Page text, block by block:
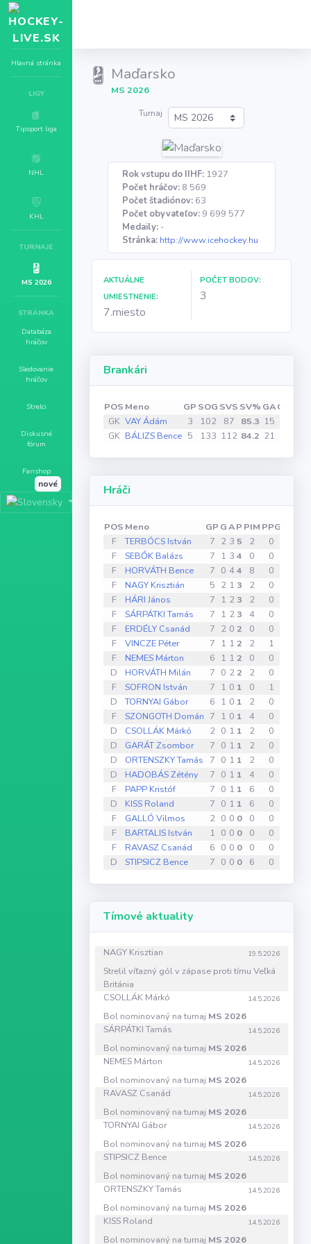
Hlavná stránka
LIGY
Tipsport liga
NHL
KHL
TURNAJE
MS 2026
STRÁNKA
Databáza
hráčov
Sledovanie
hráčov
Strelci
Diskusné
fórum
Fanshop
nové
Maďarsko
MS 2026
Turnaj
Rok vstupu do IIHF: 1927
Počet hráčov: 8 569
Počet štadiónov: 63
Počet obyvateľov: 9 699 577
Medaily: -
Stránka: http://www.icehockey.hu
AKTUÁLNE
UMIESTNENIE:
7.miesto
POČET BODOV:
3
Brankári
POS Meno GP SOG SVS SV% GAGAA
GK VAY Ádám 3 102 87 85.3 15
GK BÁLIZS Bence 5 133 112 84.2 21
Hráči
POS Meno GP GAP PIM PPG
F
TERBÓCS István 7 2 3 5 2 0
F
SEBŐK Balázs 7 1 3 4 0 0
F
HORVÁTH Bence 7 0 4 4 8 0
F
NAGY Krisztián 5 2 1 3 2 0
F
HÁRI János 7 1 2 3 2 0
F
SÁRPÁTKI Tamás 7 1 23 4 0
F
ERDÉLY Csanád 7 2 0 2 0 0
F
VINCZE Péter 7 1 1 2 2 1
F
NEMES Márton 6 1 1 2 0 0
D
HORVÁTH Milán 7 0 2 2 2 0
F
SOFRON István 7 1 0 1 0 1
D
TORNYAI Gábor 6 1 0 1 2 0
F
SZONGOTH Domán 7 1 0 1 4 0
D
CSOLLÁK Márkó 2 0 1 1 2 0
D
GARÁT Zsombor 7 0 1 1 2 0
D
ORTENSZKY Tamás 7 0 1 1 2 0
D
HADOBÁS Zétény 7 0 1 1 4 0
F
PAPP Kristóf 7 0 1 1 6 0
D
KISS Roland 7 0 1 1 6 0
F
GALLÓ Vilmos 2 0 0 0 0 0
F
BARTALIS István 1 0 0 0 0 0
F
RAVASZ Csanád 6 0 0 0 0 0
D
STIPSICZ Bence 7 0 0 0 6 0
Tímové aktuality
19.5.2026
NAGY Krisztian
Strelil víťazný gól v zápase proti tímu Veľká
Británia
14.5.2026
CSOLLÁK Márkó
Bol nominovaný na turnaj MS 2026
14.5.2026
SÁRPÁTKI Tamás
Bol nominovaný na turnaj MS 2026
14.5.2026
NEMES Márton
Bol nominovaný na turnaj MS 2026
14.5.2026
RAVASZ Csanád
Bol nominovaný na turnaj MS 2026
14.5.2026
TORNYAI Gábor
Bol nominovaný na turnaj MS 2026
14.5.2026
STIPSICZ Bence
Bol nominovaný na turnaj MS 2026
14.5.2026
ORTENSZKY Tamás
Bol nominovaný na turnaj MS 2026
14.5.2026
KISS Roland
Bol nominovaný na turnaj MS 2026